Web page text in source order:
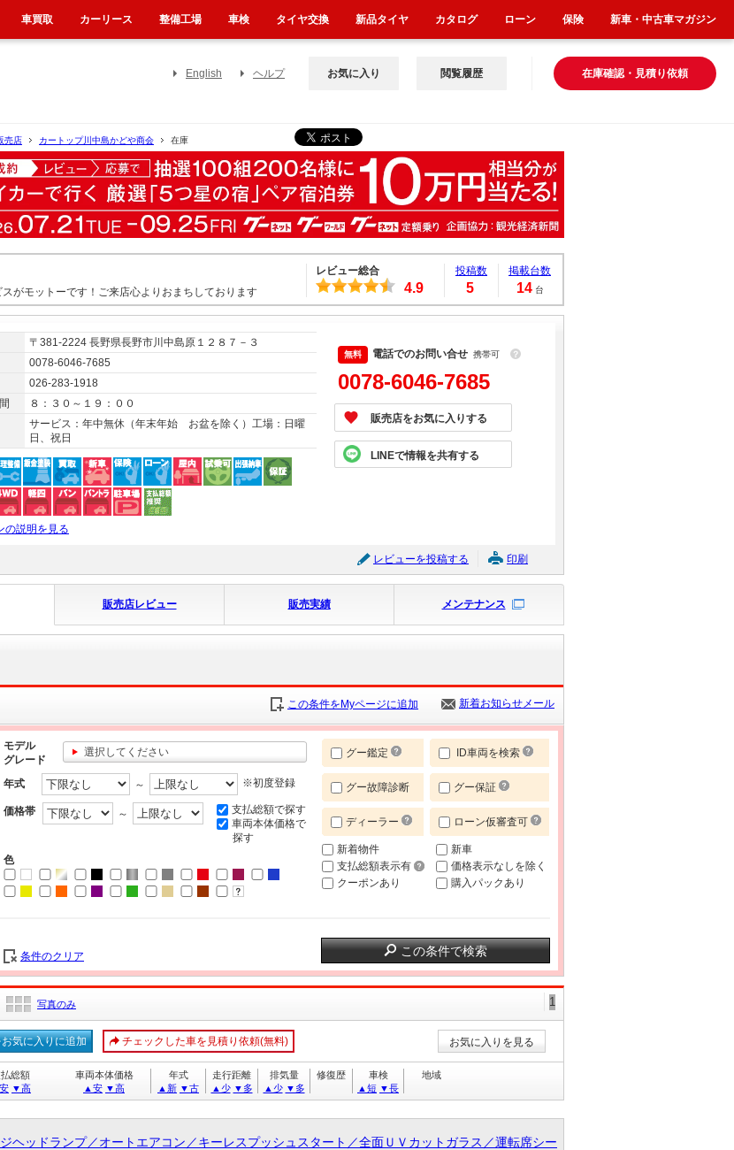
English ヘルプ 在庫確認・見積り依頼
お気に入り 閲覧履歴
売店 カートップ川中島かどや商会 在庫
がモットーです！ご来店心よりおまちしております
レビュー総合
4.9
投稿数
5
掲載台数
14 台
〒381-2224 長野県長野市川中島原１２８７－３
0078-6046-7685
026-283-1918
８：３０～１９：００
サービス：年中無休（年末年始 お盆を除く）工場：日曜
日、祝日
の説明を見る
電話でのお問い合せ 携帯可 ？
0078-6046-7685
販売店をお気に入りする
LINEで情報を共有する
レビューを投稿する 印刷
販売店レビュー 販売実績 メンテナンス
この条件をMyページに追加 新着お知らせメール
モデル
グレード
選択してください
年式 ～ ※初度登録
価格帯 ～
支払総額で探す
車両本体価格で
探す
色
グー鑑定 ID車両を検索
グー故障診断 グー保証
ディーラー ローン仮審査可
新着物件
支払総額表示有
クーポンあり
新車
価格表示なしを除く
購入パックあり
条件のクリア この条件で検索
写真のみ 1
気に入りに追加 チェックした車を見積り依頼(無料) お気に入りを見る
総額
▼高
車両本体価格
▲安 ▼高
年式
▲新 ▼古
走行距離
▲少 ▼多
排気量
▲少 ▼多
修復歴
車検
▲短 ▼長
地域
ッドランプ／オートエアコン／キーレスプッシュスタート／全面ＵＶカットガラス／運転席シー
車買取 カーリース 整備工場 車検 タイヤ交換 新品タイヤ カタログ ローン 保険 新車・中古車マガジン